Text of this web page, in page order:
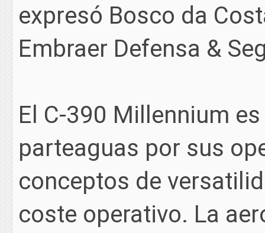
expresó Bosco da
Embraer Defensa &
El C-390 Millennium
parteaguas por sus
conceptos de
coste operativo. La